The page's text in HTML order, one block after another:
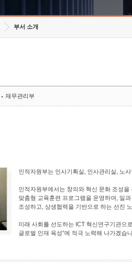
부서 소개
재무관리부
인적자원부는 인사기획실, 인사관리실, 노
인적자원부에서는 창의와 혁신 문화 조성
맞춤형 교육훈련 프로그램을 운영하여, 일
조성하고, 상생협력을 기반으로 하는 선진
미래 사회를 선도하는 ICT 혁신연구기관으
글로벌 인재 육성“에 적극 노력해 나가겠습